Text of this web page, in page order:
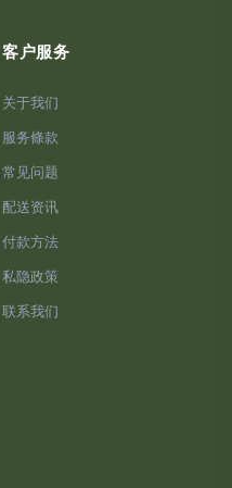
客户服务
关于我们
服务條款
常见问题
配送资讯
付款方法
私隐政策
联系我们